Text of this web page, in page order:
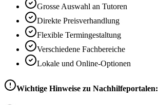
Grosse Auswahl an Tutoren
Direkte Preisverhandlung
Flexible Termingestaltung
Verschiedene Fachbereiche
Lokale und Online-Optionen
Wichtige Hinweise zu Nachhilfeportalen: